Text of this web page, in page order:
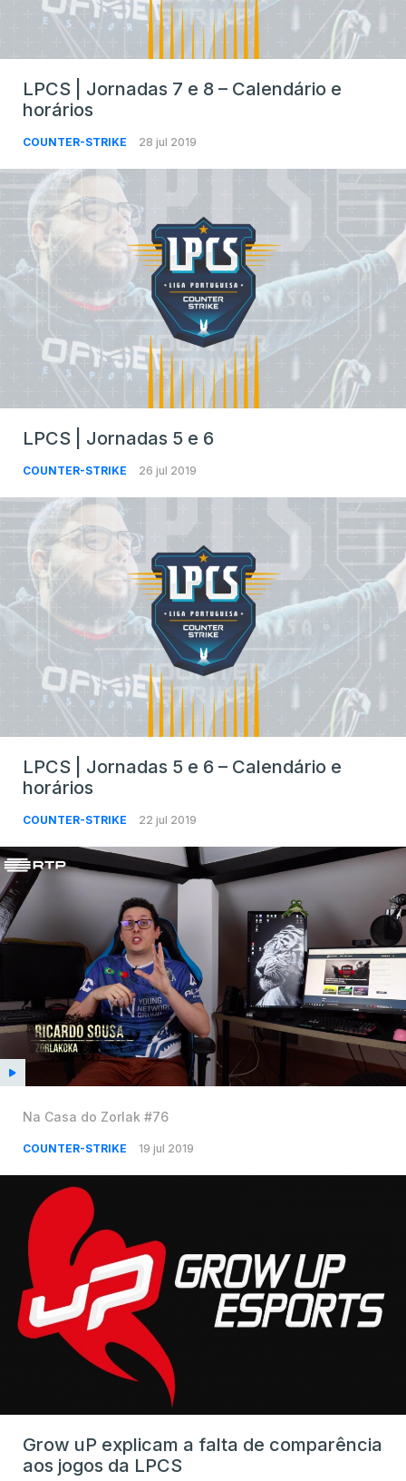
LPCS | Jornadas 7 e 8 – Calendário e
horários
COUNTER-STRIKE 28 jul 2019
LPCS | Jornadas 5 e 6
COUNTER-STRIKE 26 jul 2019
LPCS | Jornadas 5 e 6 – Calendário e
horários
COUNTER-STRIKE 22 jul 2019
Na Casa do Zorlak #76
COUNTER-STRIKE 19 jul 2019
Grow uP explicam a falta de comparência
aos jogos da LPCS